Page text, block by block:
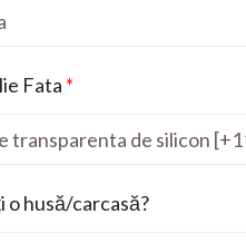
Fata *
o husă/carcasă?